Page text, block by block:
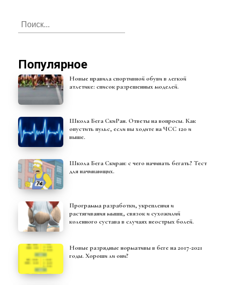
Популярное
Новые правила спортивной обуви в легкой
атлетике: список разрешенных моделей.
Школа Бега СкиРан. Ответы на вопросы. Как
опустить пульс, если вы ходите на ЧСС 120 и
выше.
Школа Бега Скиран: с чего начинать бегать? Тест
для начинающих.
Программа разработки, укрепления и
растягивания мышц, связок и сухожилий
коленного сустава в случаях неострых болей.
Новые разрядные нормативы в беге на 2017-2021
годы. Хороши ли они?